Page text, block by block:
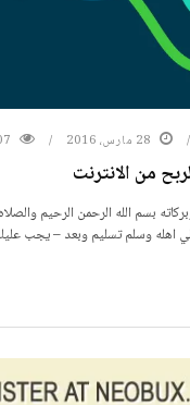
28 مارس، 2016
من الانترنت
بسم الله الرحمن الرحيم
اهله وسلم تسليم وبعد – يجب